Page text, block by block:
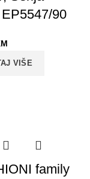
90
VIŠE
family